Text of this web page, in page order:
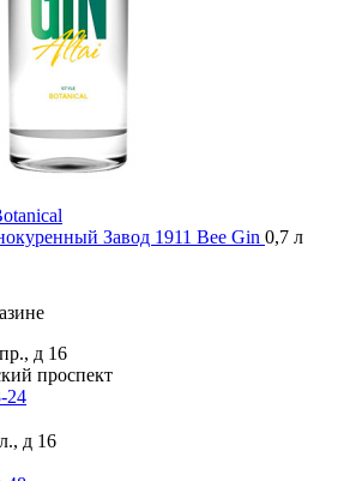
Завод 1911 Bee Gin 0,7 л
д 16
проспект
24
д 16